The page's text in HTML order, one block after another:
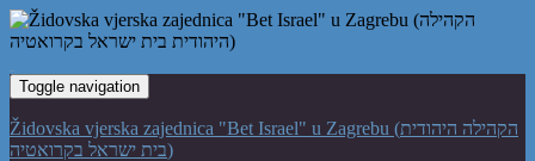
Toggle navigation
Židovska vjerska zajednica "Bet Israel" u Zagrebu (הקהילה היהודית
בית ישראל בקרואטיה)